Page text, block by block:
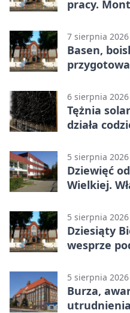
pracy.
7 sierpnia 2026
Basen,
6 sierpnia 2026
Tężnia
działa
5 sierpnia 2026
Dziewięć
Wielkiej.
5 sierpnia 2026
Dziesiąty
wesprze
5 sierpnia 2026
Burza,